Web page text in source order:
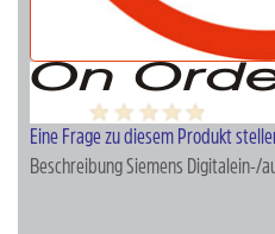
Eine Frage zu diesem Produkt
BeschreibungSiemens Digitalein-/